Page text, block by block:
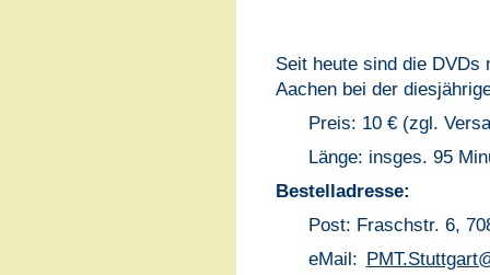
Seit heute sind die
Aachen bei der
Preis: 10 € (zgl.
Länge: insges. 95
Bestelladresse:
Post: Fraschstr. 6,
eMail: